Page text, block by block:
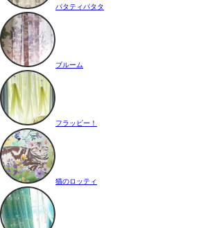
パタティパタタ
ブルーム
フラッピー！
猫のロッティ